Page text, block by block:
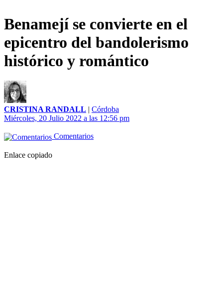
Benamejí se convierte en el
epicentro del bandolerismo
histórico y romántico
CRISTINA RANDALL | Córdoba
Miércoles, 20 Julio 2022 a las 12:56 pm
Comentarios
Enlace copiado